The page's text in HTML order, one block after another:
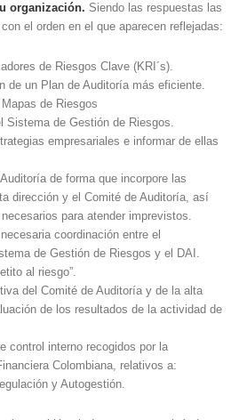
organización. Siendo las respuestas las
el orden en el que aparecen reflejadas:
de Riesgos Clave (KRI´s).
de un Plan de Auditoría más eficiente.
de Riesgos
Sistema de Gestión de Riesgos.
empresariales e informar de ellas
de forma que incorpore las
dirección y el Comité de Auditoría, así
para atender imprevistos.
coordinación entre el
de Gestión de Riesgos y el DAI.
al riesgo”.
del Comité de Auditoría y de la alta
de los resultados de la actividad de
control interno recogidos por la
Colombiana, relativos a:
y Autogestión.